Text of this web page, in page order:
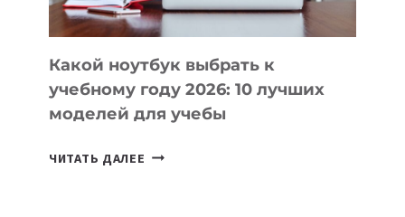
СЛОЖНОГО
КОДА
Какой ноутбук выбрать к
учебному году 2026: 10 лучших
моделей для учебы
ЧИТАТЬ ДАЛЕЕ КАКОЙ